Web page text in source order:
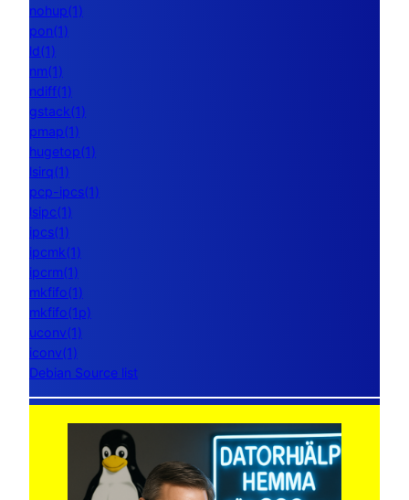
nohup(1)
pon(1)
ld(1)
nm(1)
ndiff(1)
gstack(1)
pmap(1)
hugetop(1)
lsirq(1)
pcp-ipcs(1)
lsipc(1)
ipcs(1)
ipcmk(1)
ipcrm(1)
mkfifo(1)
mkfifo(1p)
uconv(1)
iconv(1)
Debian Source list